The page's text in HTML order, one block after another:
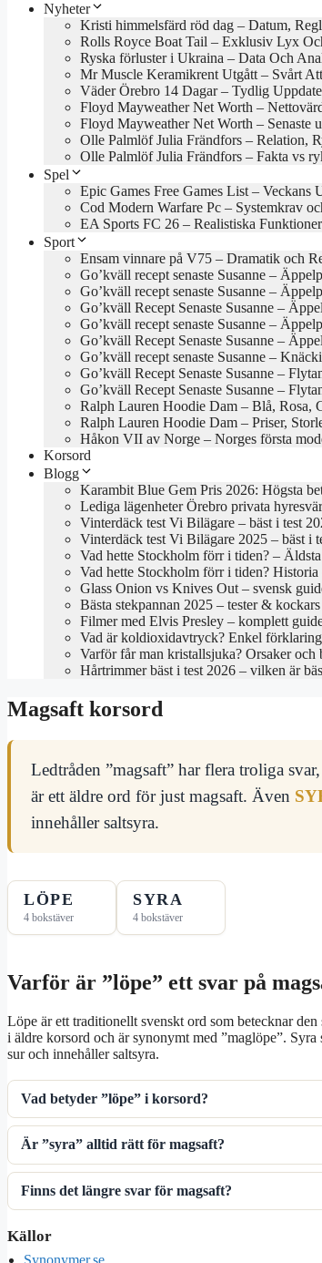
Nyheter
Kristi himmelsfärd röd dag – Datum,
Rolls Royce Boat Tail – Exklusiv Lyx
Ryska förluster i Ukraina – Data Och
Mr Muscle Keramikrent Utgått – Svårt
Väder Örebro 14 Dagar – Tydlig
Floyd Mayweather Net Worth –
Floyd Mayweather Net Worth – Senaste
Olle Palmlöf Julia Frändfors – Relation,
Olle Palmlöf Julia Frändfors – Fakta vs
Spel
Epic Games Free Games List – Veckans
Cod Modern Warfare Pc – Systemkrav
EA Sports FC 26 – Realistiska
Sport
Ensam vinnare på V75 – Dramatik och
Go’kväll recept senaste Susanne –
Go’kväll recept senaste Susanne –
Go’kväll Recept Senaste Susanne –
Go’kväll recept senaste Susanne –
Go’kväll Recept Senaste Susanne –
Go’kväll recept senaste Susanne –
Go’kväll Recept Senaste Susanne –
Go’kväll Recept Senaste Susanne –
Ralph Lauren Hoodie Dam – Blå, Rosa,
Ralph Lauren Hoodie Dam – Priser,
Håkon VII av Norge – Norges första
Korsord
Blogg
Karambit Blue Gem Pris 2026: Högsta
Lediga lägenheter Örebro privata
Vinterdäck test Vi Bilägare – bäst i test
Vinterdäck test Vi Bilägare 2025 – bäst i
Vad hette Stockholm förr i tiden? –
Vad hette Stockholm förr i tiden? Historia
Glass Onion vs Knives Out – svensk
Bästa stekpannan 2025 – tester &
Filmer med Elvis Presley – komplett
Vad är koldioxidavtryck? Enkel
Varför får man kristallsjuka? Orsaker och
Hårtrimmer bäst i test 2026 – vilken är
Magsaft korsord
Ledtråden ”magsaft” har flera troliga
är ett äldre ord för just magsaft. Även
innehåller saltsyra.
LÖPE
4 bokstäver
SYRA
4 bokstäver
Varför är ”löpe” ett svar på
Löpe är ett traditionellt svenskt ord som betecknar
i äldre korsord och är synonymt med ”maglöpe”.
sur och innehåller saltsyra.
Vad betyder ”löpe” i korsord?
Är ”syra” alltid rätt för magsaft?
Finns det längre svar för magsaft?
Källor
Synonymer.se